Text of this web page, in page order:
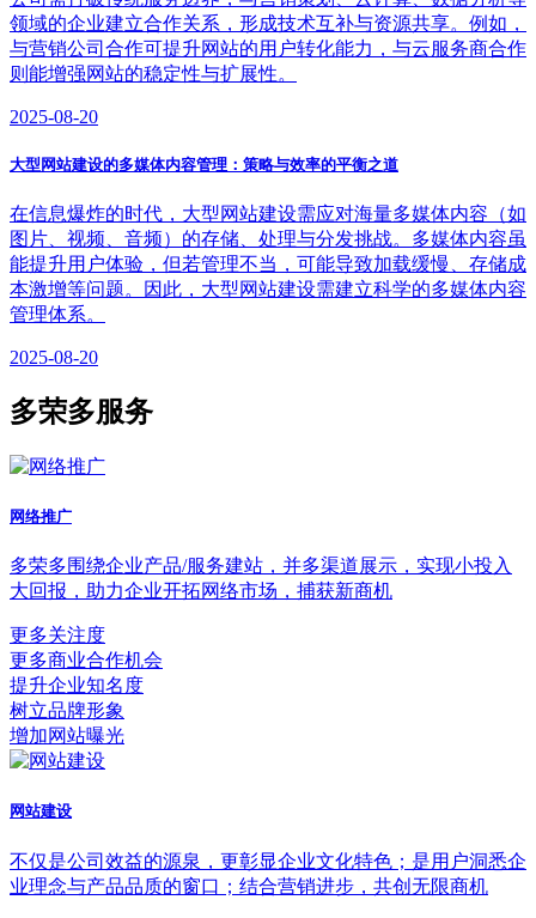
领域的企业建立合作关系，形成技术互补与资源共享。例如，
与营销公司合作可提升网站的用户转化能力，与云服务商合作
则能增强网站的稳定性与扩展性。
2025-08-20
大型网站建设的多媒体内容管理：策略与效率的平衡之道
在信息爆炸的时代，大型网站建设需应对海量多媒体内容（如
图片、视频、音频）的存储、处理与分发挑战。多媒体内容虽
能提升用户体验，但若管理不当，可能导致加载缓慢、存储成
本激增等问题。因此，大型网站建设需建立科学的多媒体内容
管理体系。
2025-08-20
多荣多服务
网络推广
多荣多围绕企业产品/服务建站，并多渠道展示，实现小投入
大回报，助力企业开拓网络市场，捕获新商机
更多关注度
更多商业合作机会
提升企业知名度
树立品牌形象
增加网站曝光
网站建设
不仅是公司效益的源泉，更彰显企业文化特色；是用户洞悉企
业理念与产品品质的窗口；结合营销进步，共创无限商机